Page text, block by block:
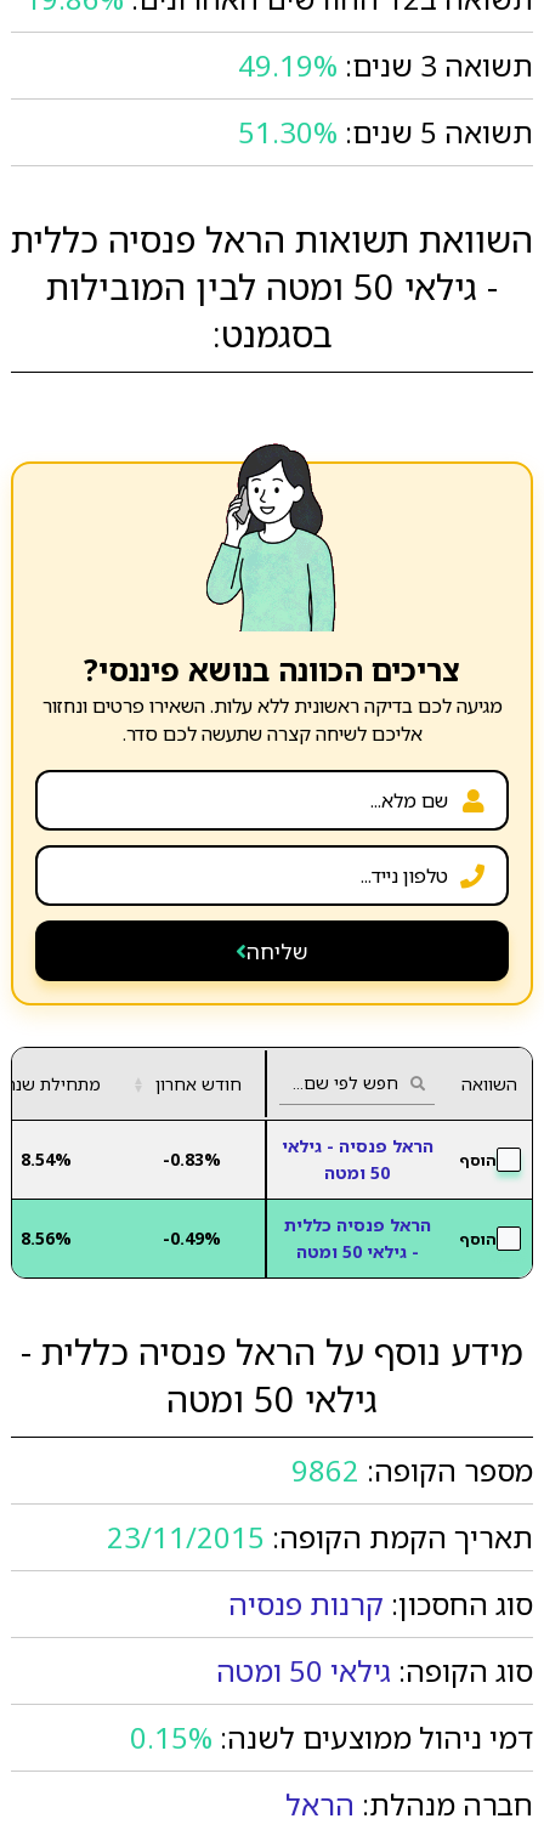
תשואה 3 שנים:
49.19%
תשואה 5 שנים:
51.30%
השוואת תשואות הראל פנסיה כללית
- גילאי 50 ומטה לבין המובילות
בסגמנט:
צריכים הכוונה בנושא פיננסי?
מגיעה לכם בדיקה ראשונית ללא עלות. השאירו פרטים ונחזור
אליכם לשיחה קצרה שתעשה לכם סדר.
שליחה
השוואה חודש אחרון ▲
▼ מתחילת שנה
הוסף
הראל פנסיה - גילאי
50 ומטה
-0.83%
8.54%
הוסף
הראל פנסיה כללית
- גילאי 50 ומטה
-0.49%
8.56%
מידע נוסף על הראל פנסיה כללית -
גילאי 50 ומטה
מספר הקופה: 9862
תאריך הקמת הקופה: 23/11/2015
סוג החסכון: קרנות פנסיה
סוג הקופה: גילאי 50 ומטה
דמי ניהול ממוצעים לשנה: 0.15%
חברה מנהלת: הראל